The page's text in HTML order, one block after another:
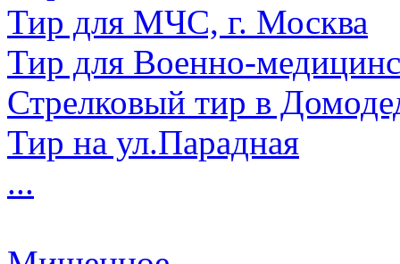
Тир для МЧС, г. Москва
Тир для Военно-
Стрелковый тир в
Тир на ул.Парадная
...